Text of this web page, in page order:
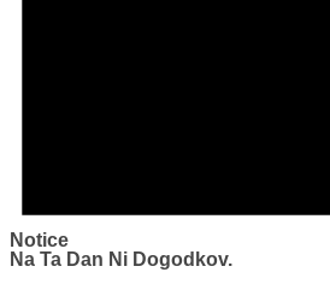
Notice
Na Ta Dan Ni Dogodkov.